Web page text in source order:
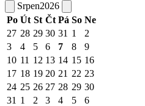
Srpen2026
Po Út St Čt Pá So Ne
27 28 29 30 31 1
2
3
4 5 6 7 8
9
10 11 12 13 14 15 16
17 18 19 20 21 22 23
24 25 26 27 28 29 30
31 1 2 3 4 5 6